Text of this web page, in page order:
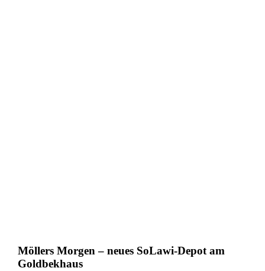
Möllers Morgen – neues SoLawi-Depot am
Goldbekhaus